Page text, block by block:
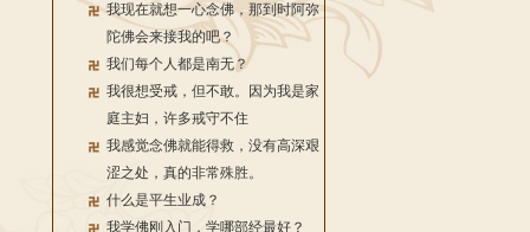
我现在就想一心念佛，那到时阿弥
陀佛会来接我的吧？
我们每个人都是南无？
我很想受戒，但不敢。因为我是家
庭主妇，许多戒守不住
我感觉念佛就能得救，没有高深艰
涩之处，真的非常殊胜。
什么是平生业成？
我学佛刚入门，学哪部经最好？